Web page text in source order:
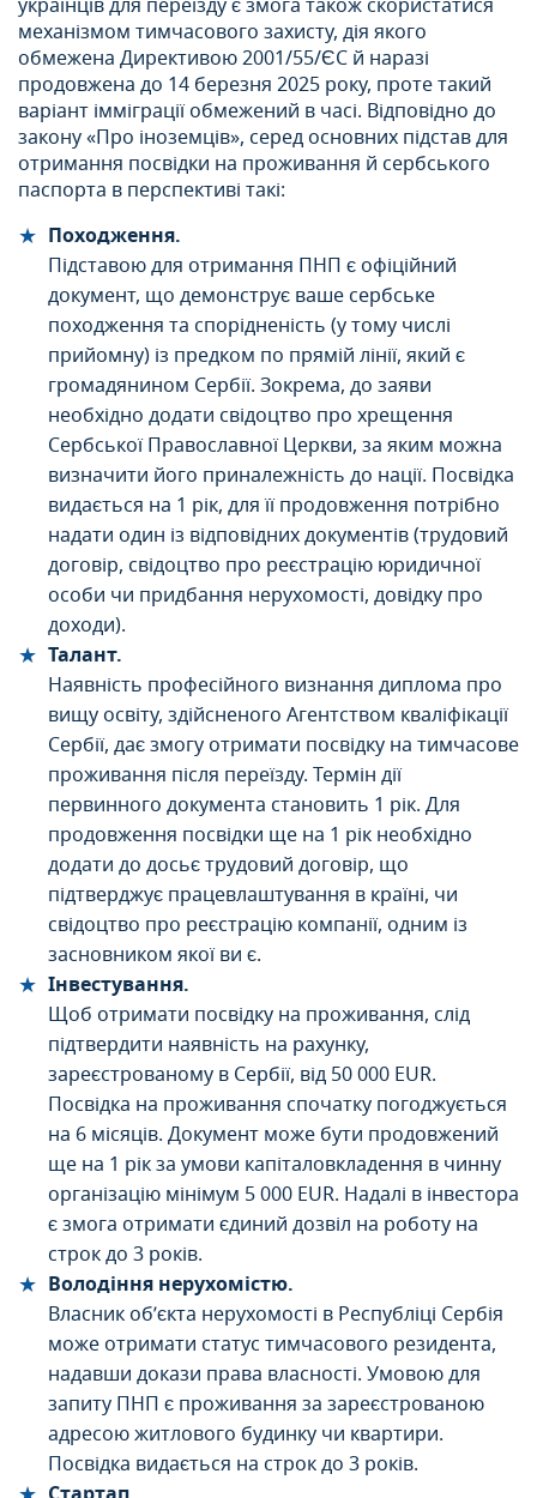
механізмом тимчасового захисту, дія якого
обмежена Директивою 2001/55/ЄС й наразі
продовжена до 14 березня 2025 року, проте такий
варіант імміграції обмежений в часі. Відповідно до
закону «Про іноземців», серед основних підстав для
отримання посвідки на проживання й сербського
паспорта в перспективі такі:
Походження.
Підставою для отримання ПНП є офіційний
документ, що демонструє ваше сербське
походження та спорідненість (у тому числі
прийомну) із предком по прямій лінії, який є
громадянином Сербії. Зокрема, до заяви
необхідно додати свідоцтво про хрещення
Сербської Православної Церкви, за яким можна
визначити його приналежність до нації. Посвідка
видається на 1 рік, для її продовження потрібно
надати один із відповідних документів (трудовий
договір, свідоцтво про реєстрацію юридичної
особи чи придбання нерухомості, довідку про
доходи).
Талант.
Наявність професійного визнання диплома про
вищу освіту, здійсненого Агентством кваліфікації
Сербії, дає змогу отримати посвідку на тимчасове
проживання після переїзду. Термін дії
первинного документа становить 1 рік. Для
продовження посвідки ще на 1 рік необхідно
додати до досьє трудовий договір, що
підтверджує працевлаштування в країні, чи
свідоцтво про реєстрацію компанії, одним із
засновником якої ви є.
Інвестування.
Щоб отримати посвідку на проживання, слід
підтвердити наявність на рахунку,
зареєстрованому в Сербії, від 50 000 EUR.
Посвідка на проживання спочатку погоджується
на 6 місяців. Документ може бути продовжений
ще на 1 рік за умови капіталовкладення в чинну
організацію мінімум 5 000 EUR. Надалі в інвестора
є змога отримати єдиний дозвіл на роботу на
строк до 3 років.
Володіння нерухомістю.
Власник об’єкта нерухомості в Республіці Сербія
може отримати статус тимчасового резидента,
надавши докази права власності. Умовою для
запиту ПНП є проживання за зареєстрованою
адресою житлового будинку чи квартири.
Посвідка видається на строк до 3 років.